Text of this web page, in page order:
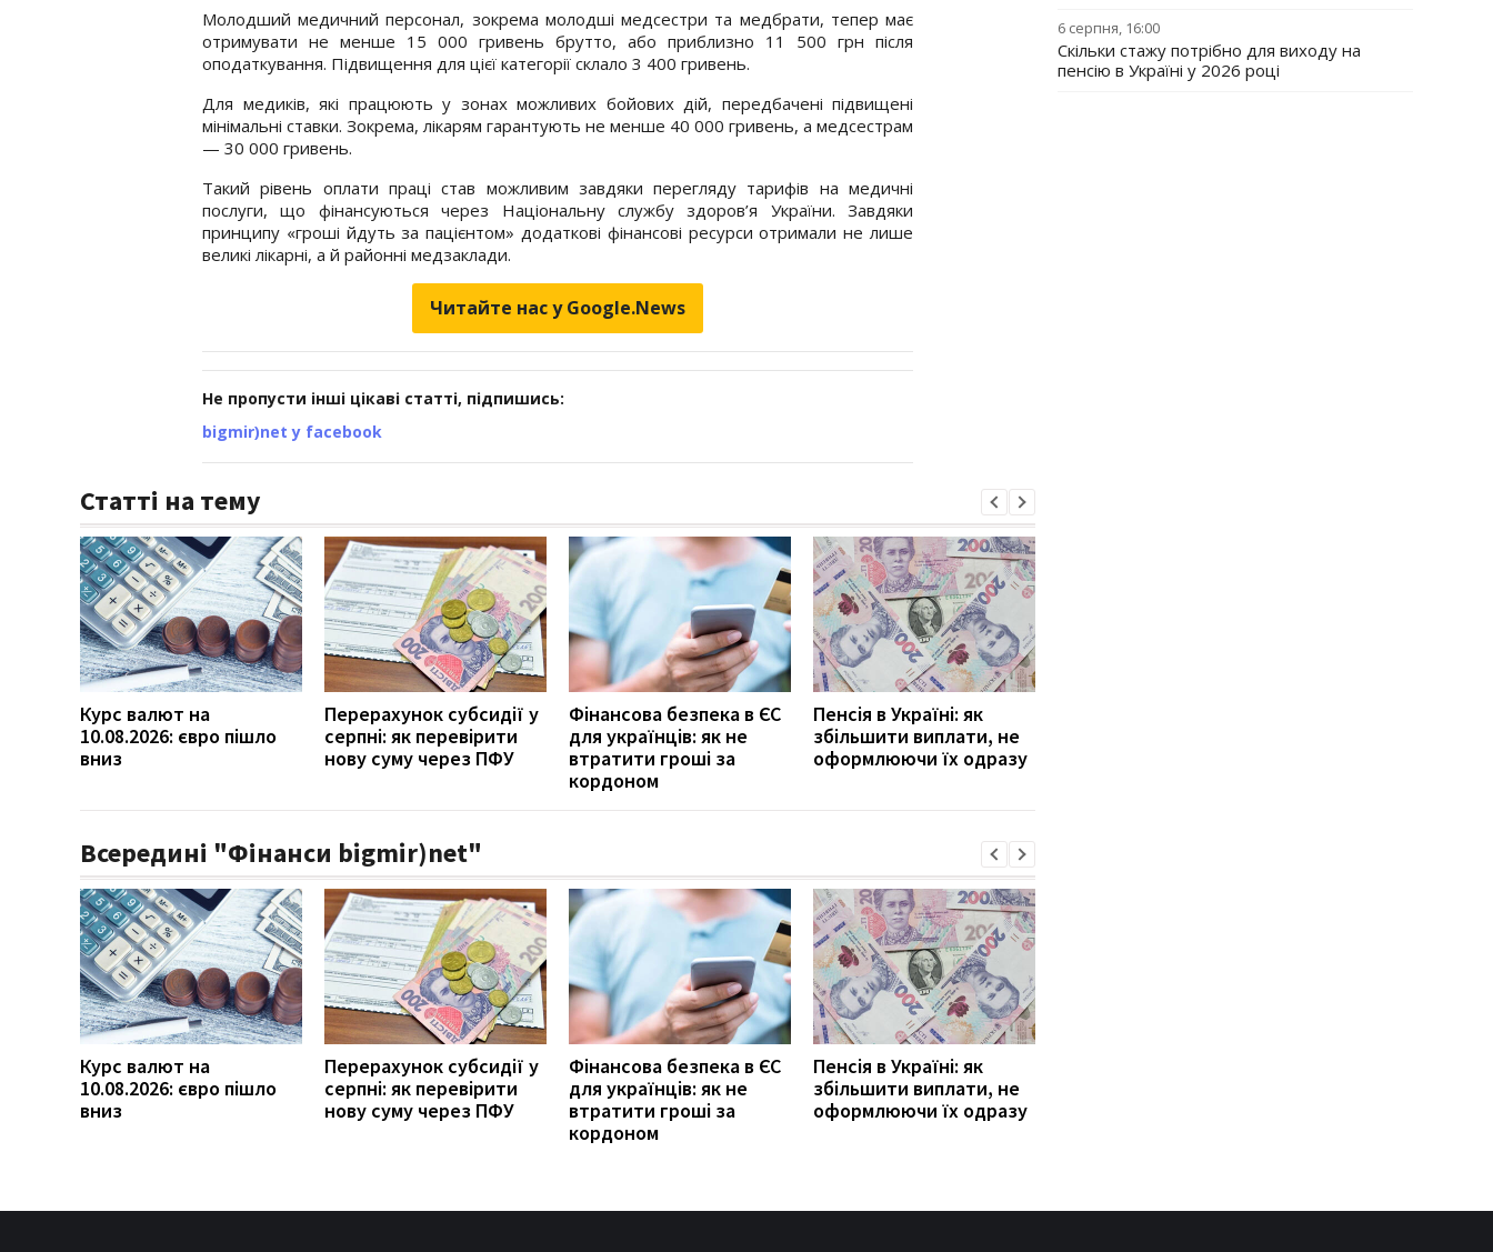
Молодший медичний персонал, зокрема молодші медсестри та медбрати, тепер має
отримувати не менше 15 000 гривень брутто, або приблизно 11 500 грн після
оподаткування. Підвищення для цієї категорії склало 3 400 гривень.
Для медиків, які працюють у зонах можливих бойових дій, передбачені підвищені
мінімальні ставки. Зокрема, лікарям гарантують не менше 40 000 гривень, а медсестрам
— 30 000 гривень.
Такий рівень оплати праці став можливим завдяки перегляду тарифів на медичні
послуги, що фінансуються через Національну службу здоров’я України. Завдяки
принципу «гроші йдуть за пацієнтом» додаткові фінансові ресурси отримали не лише
великі лікарні, а й районні медзаклади.
Читайте нас у Google.News
Не пропусти інші цікаві статті, підпишись:
bigmir)net у facebook
Статті на тему
Курс валют на
10.08.2026: євро пішло
вниз
Перерахунок субсидії у
серпні: як перевірити
нову суму через ПФУ
Фінансова безпека в ЄС
для українців: як не
втратити гроші за
кордоном
Пенсія в Україні: як
збільшити виплати, не
оформлюючи їх одразу
Всередині "Фінанси bigmir)net"
Курс валют на
10.08.2026: євро пішло
вниз
Перерахунок субсидії у
серпні: як перевірити
нову суму через ПФУ
Фінансова безпека в ЄС
для українців: як не
втратити гроші за
кордоном
Пенсія в Україні: як
збільшити виплати, не
оформлюючи їх одразу
6 серпня, 16:00
Скільки стажу потрібно для виходу на
пенсію в Україні у 2026 році